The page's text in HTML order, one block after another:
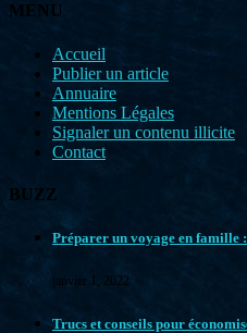
MENU
Accueil
Publier un article
Annuaire
Mentions Légales
Signaler un contenu illicite
Contact
BUZZ
Préparer un voyage en famille :
janvier 1, 2022
Trucs et conseils pour